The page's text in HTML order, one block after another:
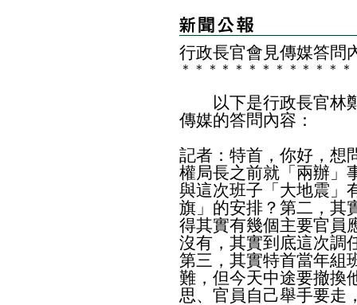
行政長官會見傳媒答問
＊ ＊ ＊ ＊ ＊ ＊ ＊ ＊ ＊ ＊ ＊ ＊ ＊
以下是行政長官林鄭
傳媒的答問內容：
記者：特首，你好，想
權局長之前就「兩辦」
與這次班子「大地震」
旗」的安排？第二，其
得其實有幾個主要官員
沒有，其實到底這次調
第三，其實特首當年組
難，但今天中途要撤換
思、官員自己舉手要走